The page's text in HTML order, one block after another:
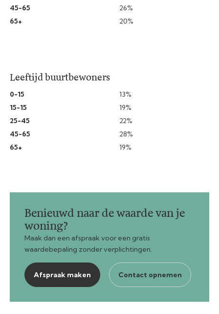
45-65
26%
65+
20%
Leeftijd buurtbewoners
0-15
13%
15-15
19%
25-45
22%
45-65
28%
65+
19%
Benieuwd naar de waarde van je
woning?
Maak dan een afspraak voor een gratis
waardebepaling zonder verplichtingen.
Afspraak maken Contact opnemen